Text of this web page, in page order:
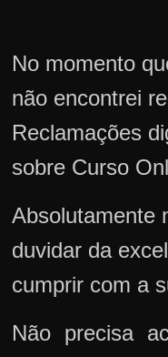
No momento
não encontrei
Reclamações
sobre Curso
Absolutamente
duvidar da
cumprir com a
Não precisa